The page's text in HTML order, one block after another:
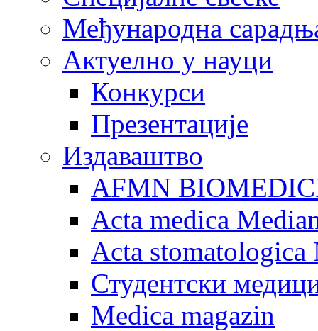
Међународна
Актуелно у науци
Конкурси
Презентације
Издаваштво
AFMN
Acta medica
Acta stomatologica
Студентски
Medica magazin